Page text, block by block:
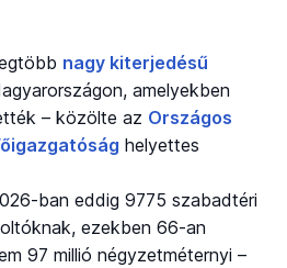
nagy kiterjedésű
amelyekben
– közölte az Országos
helyettes
ban eddig 9775 szabadtéri
ezekben 66-an
97 millió négyzetméternyi –